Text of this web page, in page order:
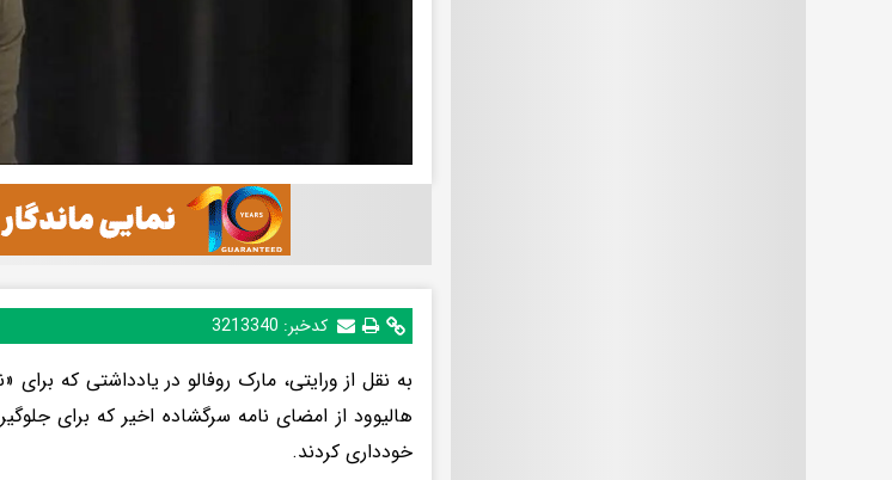
کدخبر: 3213340
به نقل از ورایتی، مارک روفالو در یادداشتی که
هالیوود از امضای نامه سرگشاده اخیر که برای
خودداری کردند.